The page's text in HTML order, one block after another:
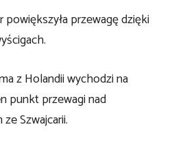
powiększyła przewagę dzięki
z Holandii wychodzi na
punkt przewagi nad
Szwajcarii.